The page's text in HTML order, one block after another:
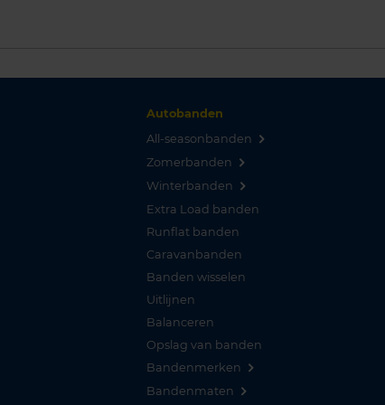
Autobanden
All-seasonbanden
Zomerbanden
Winterbanden
Extra Load banden
Runflat banden
Caravanbanden
Banden wisselen
Uitlijnen
Balanceren
Opslag van banden
Bandenmerken
Bandenmaten